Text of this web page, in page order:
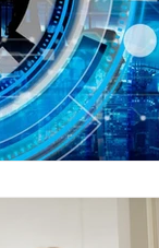
Nigeria